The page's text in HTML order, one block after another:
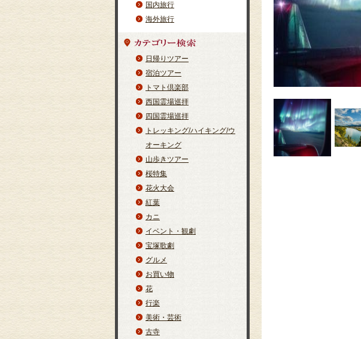
国内旅行
海外旅行
日帰りツアー
宿泊ツアー
トマト倶楽部
西国霊場巡拝
四国霊場巡拝
トレッキング/ハイキング/ウ
オーキング
山歩きツアー
桜特集
花火大会
紅葉
カニ
イベント・観劇
宝塚歌劇
グルメ
お買い物
花
行楽
美術・芸術
古寺